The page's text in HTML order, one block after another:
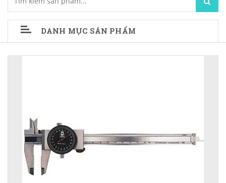
DANH MỤC SẢN PHẨM